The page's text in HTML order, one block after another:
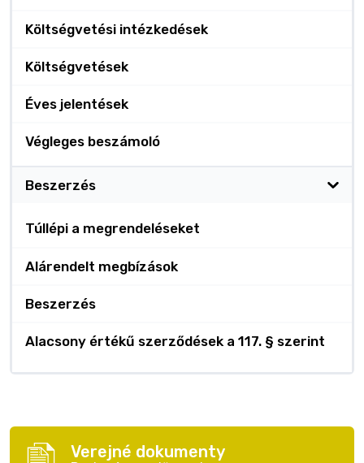
Költségvetési intézkedések
Költségvetések
Éves jelentések
Végleges beszámoló
Beszerzés
Túllépi a megrendeléseket
Alárendelt megbízások
Beszerzés
Alacsony értékű szerződések a 117. § szerint
Verejné dokumenty